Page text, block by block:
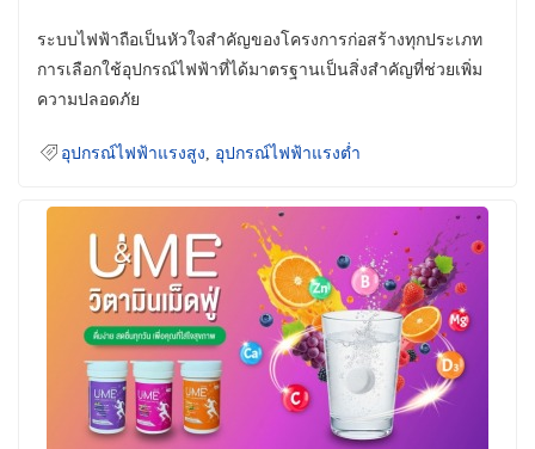
ระบบไฟฟ้าถือเป็นหัวใจสำคัญของโครงการก่อสร้างทุกประเภท
การเลือกใช้อุปกรณ์ไฟฟ้าที่ได้มาตรฐานเป็นสิ่งสำคัญที่ช่วยเพิ่ม
ความปลอดภัย
อุปกรณ์ไฟฟ้าแรงสูง อุปกรณ์ไฟฟ้าแรงต่ำ